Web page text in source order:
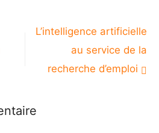
L’intelligence artificielle
au service de la
recherche d’emploi